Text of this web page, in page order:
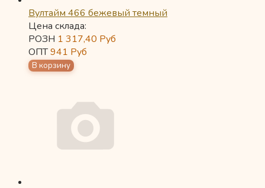
Вултайм 466 бежевый темный
Цена склада:
РОЗН 1 317,40 Руб
ОПТ941 Руб